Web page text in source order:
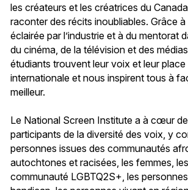
les créateurs et les créatrices du
raconter des récits inoubliables. Grâce
éclairée par l’industrie et à du mentorat
du cinéma, de la télévision et des
étudiants trouvent leur voix et leur place
internationale et nous inspirent tous à
meilleur.
Le National Screen Institute a à cœur
participants de la diversité des voix, y
personnes issues des communautés
autochtones et racisées, les femmes,
communauté LGBTQ2S+, les